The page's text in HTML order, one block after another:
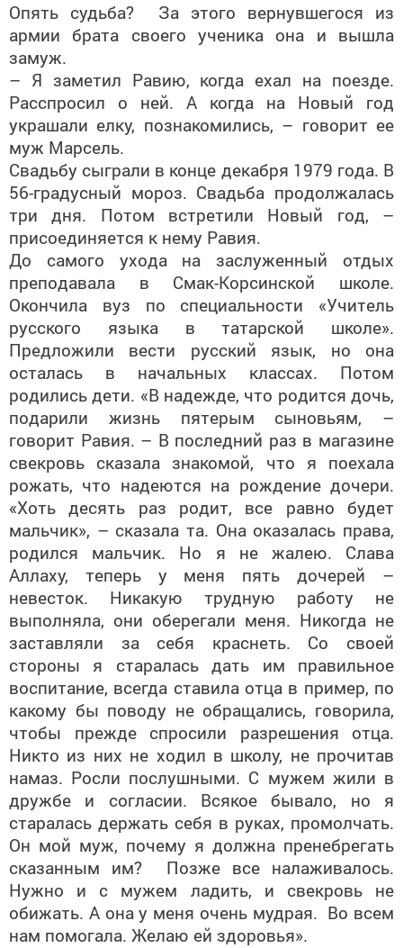
Опять судьба? За этого вернувшегося из
армии брата своего ученика она и вышла
замуж.
– Я заметил Равию, когда ехал на поезде.
Расспросил о ней. А когда на Новый год
украшали елку, познакомились, – говорит ее
муж Марсель.
Свадьбу сыграли в конце декабря 1979 года. В
56-градусный мороз. Свадьба продолжалась
три дня. Потом встретили Новый год, –
присоединяется к нему Равия.
До самого ухода на заслуженный отдых
преподавала в Смак-Корсинской школе.
Окончила вуз по специальности «Учитель
русского языка в татарской школе».
Предложили вести русский язык, но она
осталась в начальных классах. Потом
родились дети. «В надежде, что родится дочь,
подарили жизнь пятерым сыновьям, –
говорит Равия. – В последний раз в магазине
свекровь сказала знакомой, что я поехала
рожать, что надеются на рождение дочери.
«Хоть десять раз родит, все равно будет
мальчик», – сказала та. Она оказалась права,
родился мальчик. Но я не жалею. Слава
Аллаху, теперь у меня пять дочерей –
невесток. Никакую трудную работу не
выполняла, они оберегали меня. Никогда не
заставляли за себя краснеть. Со своей
стороны я старалась дать им правильное
воспитание, всегда ставила отца в пример, по
какому бы поводу не обращались, говорила,
чтобы прежде спросили разрешения отца.
Никто из них не ходил в школу, не прочитав
намаз. Росли послушными. С мужем жили в
дружбе и согласии. Всякое бывало, но я
старалась держать себя в руках, промолчать.
Он мой муж, почему я должна пренебрегать
сказанным им? Позже все налаживалось.
Нужно и с мужем ладить, и свекровь не
обижать. А она у меня очень мудрая. Во всем
нам помогала. Желаю ей здоровья».